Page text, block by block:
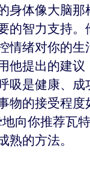
身体像大脑那
的智力支持。
情绪对你的生
他提出的建议
吸是健康、成
物的接受程度
向你推荐瓦特
熟的方法。